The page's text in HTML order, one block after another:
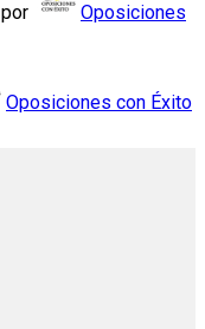
por
Oposiciones
Oposiciones con Éxito